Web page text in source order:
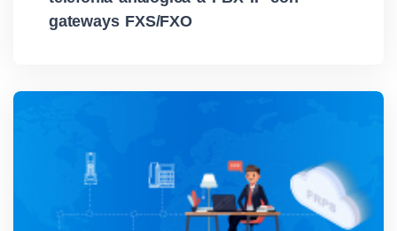
gateways FXS/FXO